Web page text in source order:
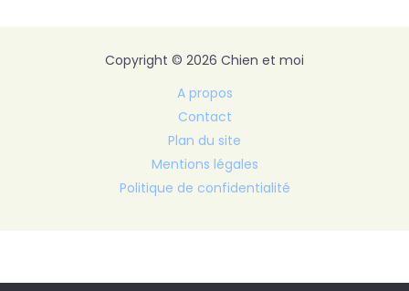
Copyright © 2026 Chien et moi
A propos
Contact
Plan du site
Mentions légales
Politique de confidentialité